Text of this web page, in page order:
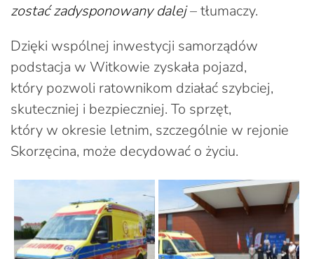
zostać zadysponowany dalej– tłumaczy.
Dzięki wspólnej inwestycji samorządów
podstacja w Witkowie zyskała pojazd,
który pozwoli ratownikom działać szybciej,
skuteczniej i bezpieczniej. To sprzęt,
który w okresie letnim, szczególnie w rejonie
Skorzęcina, może decydować o życiu.